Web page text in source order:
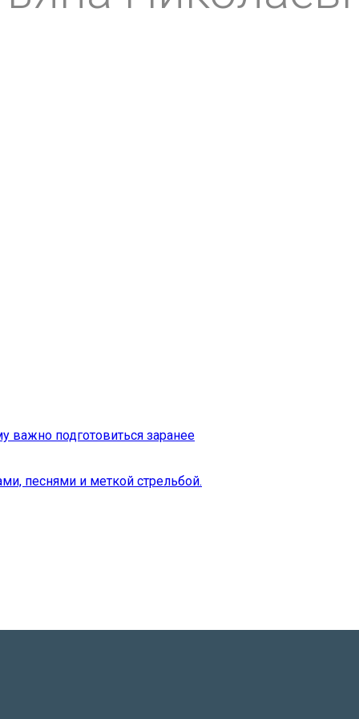
важно подготовиться заранее
песнями и меткой стрельбой.